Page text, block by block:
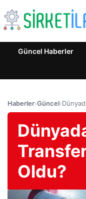
Güncel Haberler
Haberler›Güncel›
Oldu?